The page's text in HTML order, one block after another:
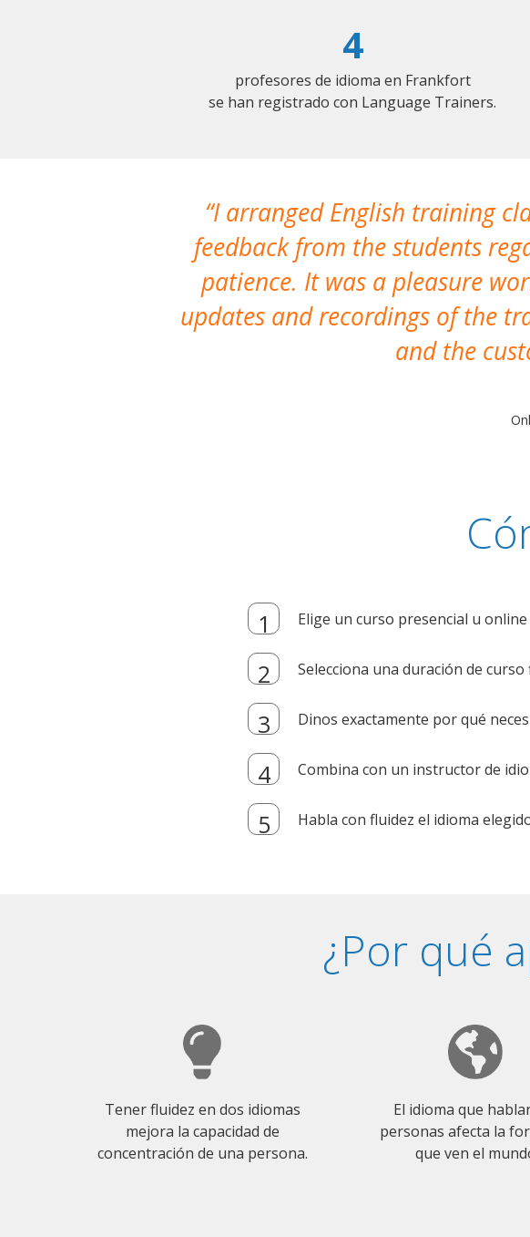
4
profesores de idioma en Frankfort
se han registrado con Language Trainers.
I arranged English training
feedback from the students
patience. It was a pleasure
updates and recordings of the
and the
Elige un curso presencial u online
Selecciona una duración de
Dinos exactamente por qué
Combina con un instructor de
Habla con fluidez el idioma
¿Por qué
Tener fluidez en dos idiomas
mejora la capacidad de
concentración de una persona.
El idioma que
personas afecta la
que ven el